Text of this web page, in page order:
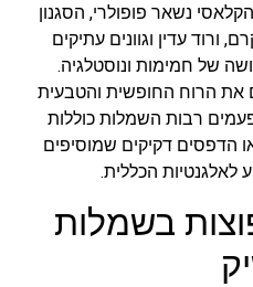
נשאר פופולרי, הסגנון
ורוד עדין וגוונים עתיקים
של חמימות ונוסטלגיה.
את הרוח החופשית והטבעית
פעמים רבות השמלות כוללות
הדפסים דקיקים שמוסיפים
לאלגנטיות הכללית.
בשמלות